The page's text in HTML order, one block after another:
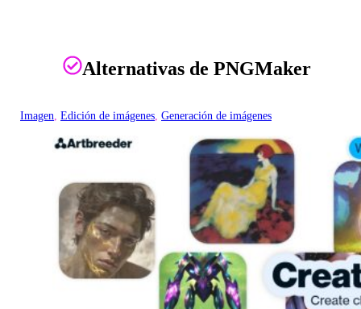
Alternativas de PNGMaker
Imagen, Edición de imágenes, Generación de imágenes